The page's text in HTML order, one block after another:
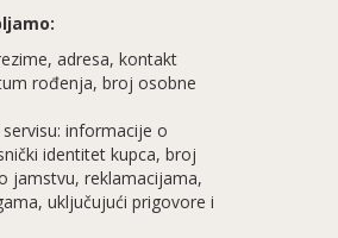
adresa, kontakt
rođenja, broj osobne
informacije o
identitet kupca, broj
jamstvu, reklamacijama,
uključujući prigovore i